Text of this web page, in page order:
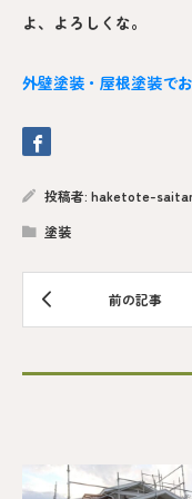
よ、よろしくな。
外壁塗装・屋根塗装で
投稿者: haketote-
塗装